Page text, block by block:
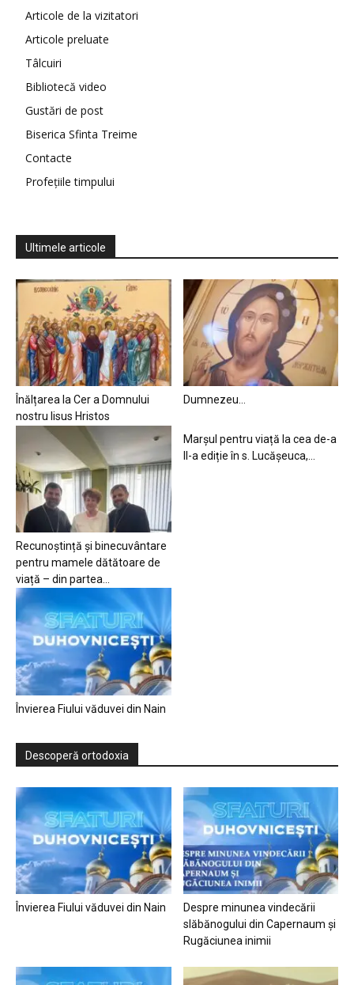
Articole de la vizitatori
Articole preluate
Tâlcuiri
Bibliotecă video
Gustări de post
Biserica Sfinta Treime
Contacte
Profețiile timpului
Ultimele articole
Înălțarea la Cer a Domnului
nostru Iisus Hristos
Dumnezeu…
Recunoștință și binecuvântare
pentru mamele dătătoare de
viață – din partea...
Marșul pentru viață la cea de-a
II-a ediție în s. Lucășeuca,...
Învierea Fiului văduvei din Nain
Descoperă ortodoxia
Învierea Fiului văduvei din Nain
Despre minunea vindecării
slăbănogului din Capernaum și
Rugăciunea inimii